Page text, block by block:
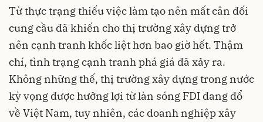
Từ thực trạng thiếu việc làm tạo nên mất cân đối
cung cầu đã khiến cho thị trường xây dựng trở
nên cạnh tranh khốc liệt hơn bao giờ hết. Thậm
chí, tình trạng cạnh tranh phá giá đã xảy ra.
Không những thế, thị trường xây dựng trong nước
kỳ vọng được hưởng lợi từ làn sóng FDI đang đổ
về Việt Nam, tuy nhiên, các doanh nghiệp xây